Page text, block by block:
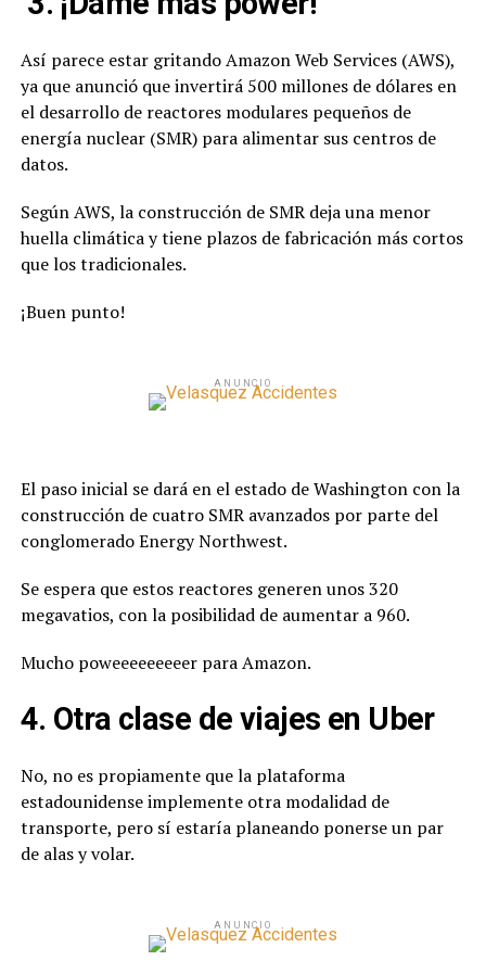
Así parece estar gritando Amazon Web Services (AWS),
ya que anunció que invertirá 500 millones de dólares en
el desarrollo de reactores modulares pequeños de
energía nuclear (SMR) para alimentar sus centros de
datos.
Según AWS, la construcción de SMR deja una menor
huella climática y tiene plazos de fabricación más cortos
que los tradicionales.
¡Buen punto!
ANUNCIO
El paso inicial se dará en el estado de Washington con la
construcción de cuatro SMR avanzados por parte del
conglomerado Energy Northwest.
Se espera que estos reactores generen unos 320
megavatios, con la posibilidad de aumentar a 960.
Mucho poweeeeeeeeer para Amazon.
4. Otra clase de viajes en Uber
No, no es propiamente que la plataforma
estadounidense implemente otra modalidad de
transporte, pero sí estaría planeando ponerse un par
de alas y volar.
ANUNCIO